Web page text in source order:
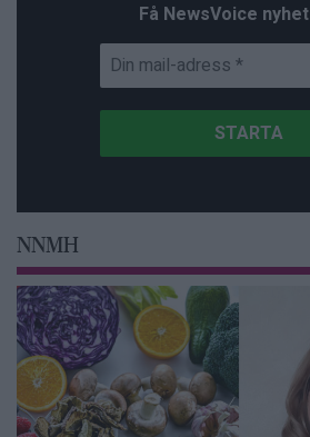
Få NewsVoice
NNMH